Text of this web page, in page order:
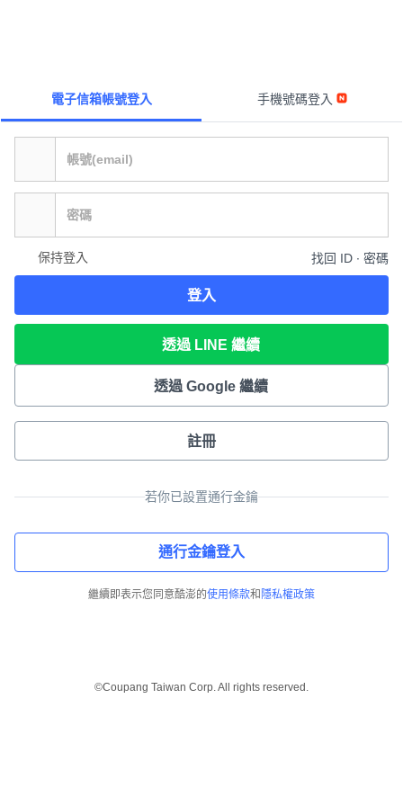
電子信箱帳號登入 手機號碼登入
保持登入 找回 ID ∙ 密碼
登入
透過 LINE 繼續
透過 Google 繼續
註冊
若你已設置通行金鑰
通行金鑰登入
繼續即表示您同意酷澎的使用條款和 隱私權政策
©Coupang Taiwan Corp. All rights reserved.